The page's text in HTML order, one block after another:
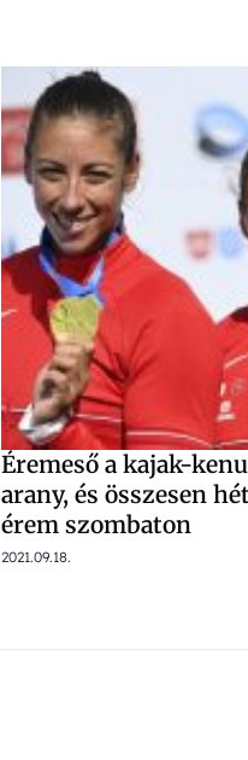
Éremeső a kajak-
arany, és összesen
érem szombaton
2021.09.18.